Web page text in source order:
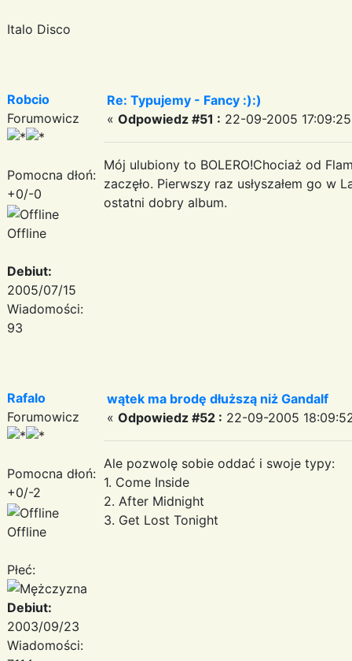
Italo Disco
Robcio
Forumowicz
Pomocna dłoń:
+0/-0
Offline
Debiut:
2005/07/15
Wiadomości:
93
Re: Typujemy - Fancy :):)
« Odpowiedz #51 : 22-09-2005
Mój ulubiony to BOLERO!Chociaż od
zaczęło. Pierwszy raz usłyszałem go
ostatni dobry album.
Rafalo
Forumowicz
Pomocna dłoń:
+0/-2
Offline
Płeć:
Debiut:
2003/09/23
Wiadomości:
wątek ma brodę dłuższą niż Gandalf
« Odpowiedz #52 : 22-09-2005
Ale pozwolę sobie oddać i swoje typy:
1. Come Inside
2. After Midnight
3. Get Lost Tonight